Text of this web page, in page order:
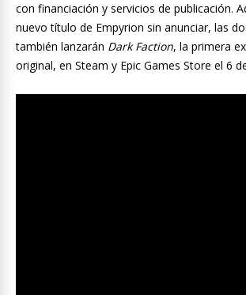
con financiación y servicios de publicación.
nuevo título de Empyrion sin anunciar, las
también lanzarán Dark Faction, la primera
original, en Steam y Epic Games Store el 6